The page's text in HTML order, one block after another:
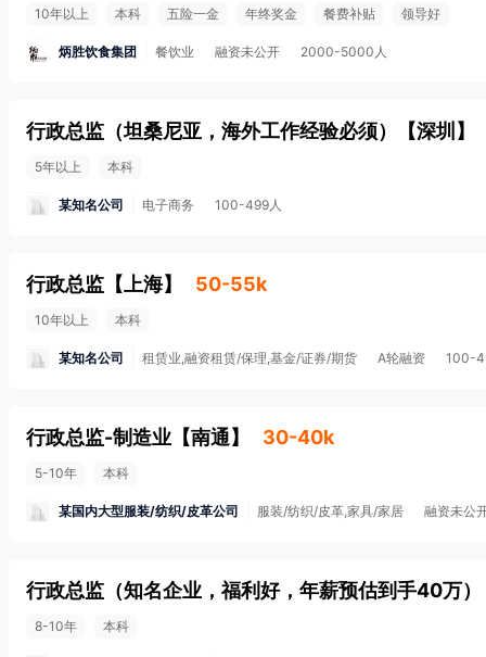
10年以上 本科 五险一金 年终奖金 餐费补贴 领导好
炳胜饮食集团 餐饮业 融资未公开 2000-5000人
行政总监（坦桑尼亚，海外工作经验必须） 【深圳 】
5年以上 本科
某知名公司 电子商务 100-499人
行政总监 【 上海】 50-55k
10年以上 本科
某知名公司 租赁业,融资租赁/保理,基金/证券/期货 A轮融资 100-
行政总监-制造业 【南通】 30-40k
5-10年 本科
某国内大型服装/纺织/皮革公司 服装/纺织/皮革,家具/家居 融资未公
行政总监（知名企业，福利好，年薪预估到手40万）
8-10年 本科